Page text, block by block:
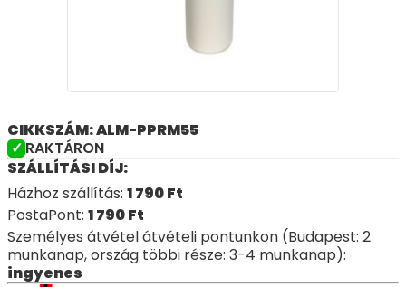
CIKKSZÁM: ALM-PPRM55
RAKTÁRON
SZÁLLÍTÁSI DÍJ:
Házhoz szállítás: 1 790Ft
PostaPont: 1 790Ft
Személyes átvétel átvételi pontunkon (Budapest: 2
munkanap, ország többi része: 3-4 munkanap):
ingyenes